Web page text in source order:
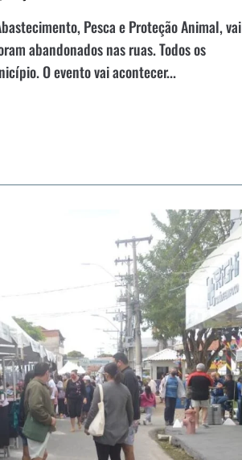
Pesca e Proteção Animal, vai
abandonados nas ruas. Todos os
O evento vai acontecer...